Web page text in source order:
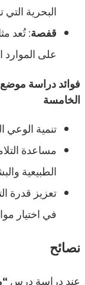
البحرية
قفصة: تُعد
على
فوائد دراسة موضع
الخامسة
تنمية الوعي
مساعدة
الطبيعية
تعزيز قدرة
في اختيار
نصائح
عند دراسة درس